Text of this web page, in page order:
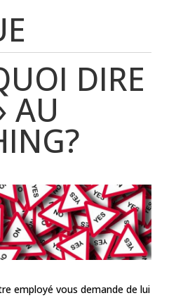
DIRE
AU
employé vous demande de lui